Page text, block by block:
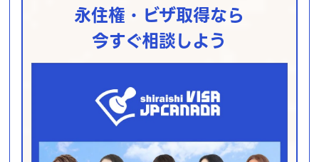
永住権・ビザ取得なら
今すぐ相談しよう